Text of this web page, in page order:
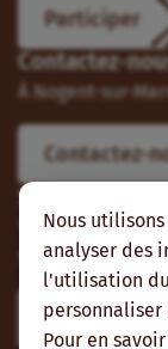
Nous
analyser des
l'utilisation
personnaliser
Pour en
Participer
Contactez-
À Nogent-sur-
Contactez-
Suivez-nous
Vous pouvez
suivre sur les